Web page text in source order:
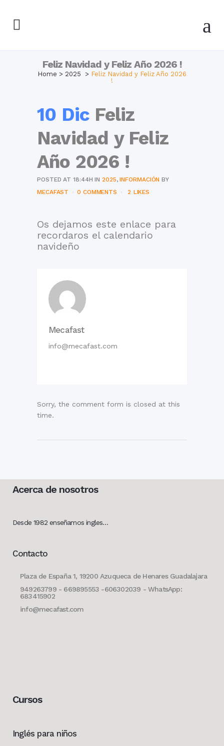
Feliz Navidad y Feliz Año 2026 !
Home > 2025 > Feliz Navidad y Feliz Año 2026
!
10 Dic Feliz
Navidad y Feliz
Año 2026 !
POSTED AT 18:44H IN 2025,INFORMACIÓN BY
MECAFAST
0 COMMENTS 2 LIKES
Os dejamos este enlace para
recordaros el calendario
navideño
Mecafast
info@mecafast.com
Sorry, the comment form is closed at this
time.
Acerca de nosotros
Desde 1982 enseñamos ingles…
Contacto
Plaza de España 1, 19200 Azuqueca de Henares Guadalajara
949263799 - 669895553 -606302039 - WhatsApp:
683415902
info@mecafast.com
Cursos
Inglés para niños